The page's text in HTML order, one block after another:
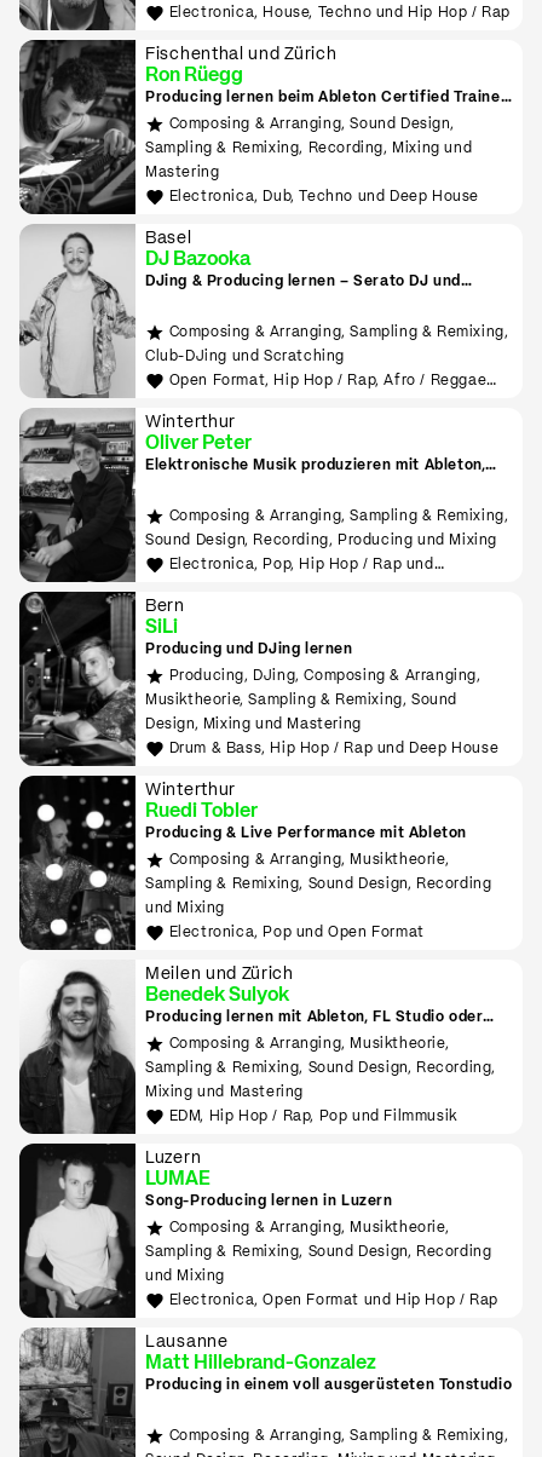
Electronica, House, Techno und Hip Hop / Rap
Fischenthal und Zürich
Ron Rüegg
Producing lernen beim Ableton Certified Trainer
in Zürich
Composing & Arranging, Sound Design,
Sampling & Remixing, Recording, Mixing und
Mastering
Electronica, Dub, Techno und Deep House
Basel
DJ Bazooka
DJing & Producing lernen – Serato DJ und
Composing & Arranging, Sampling & Remixing,
Club-DJing und Scratching
Open Format, Hip Hop / Rap, Afro / Reggae
Winterthur
Oliver Peter
Elektronische Musik produzieren mit Ableton,
Composing & Arranging, Sampling & Remixing,
Sound Design, Recording, Producing und Mixing
Electronica, Pop, Hip Hop / Rap und
Bern
SiLi
Producing und DJing lernen
Producing, DJing, Composing & Arranging,
Musiktheorie, Sampling & Remixing, Sound
Design, Mixing und Mastering
Drum & Bass, Hip Hop / Rap und Deep House
Winterthur
Ruedi Tobler
Producing & Live Performance mit Ableton
Composing & Arranging, Musiktheorie,
Sampling & Remixing, Sound Design, Recording
und Mixing
Electronica, Pop und Open Format
Meilen und Zürich
Benedek Sulyok
Producing lernen mit Ableton, FL Studio oder
LogicComposing & Arranging, Musiktheorie,
Sampling & Remixing, Sound Design, Recording,
Mixing und Mastering
EDM, Hip Hop / Rap, Pop und Filmmusik
Luzern
LUMAE
Song-Producing lernen in Luzern
Composing & Arranging, Musiktheorie,
Sampling & Remixing, Sound Design, Recording
und Mixing
Electronica, Open Format und Hip Hop / Rap
Lausanne
Matt Hillebrand-Gonzalez
Producing in einem voll ausgerüsteten Tonstudio
Composing & Arranging, Sampling & Remixing,